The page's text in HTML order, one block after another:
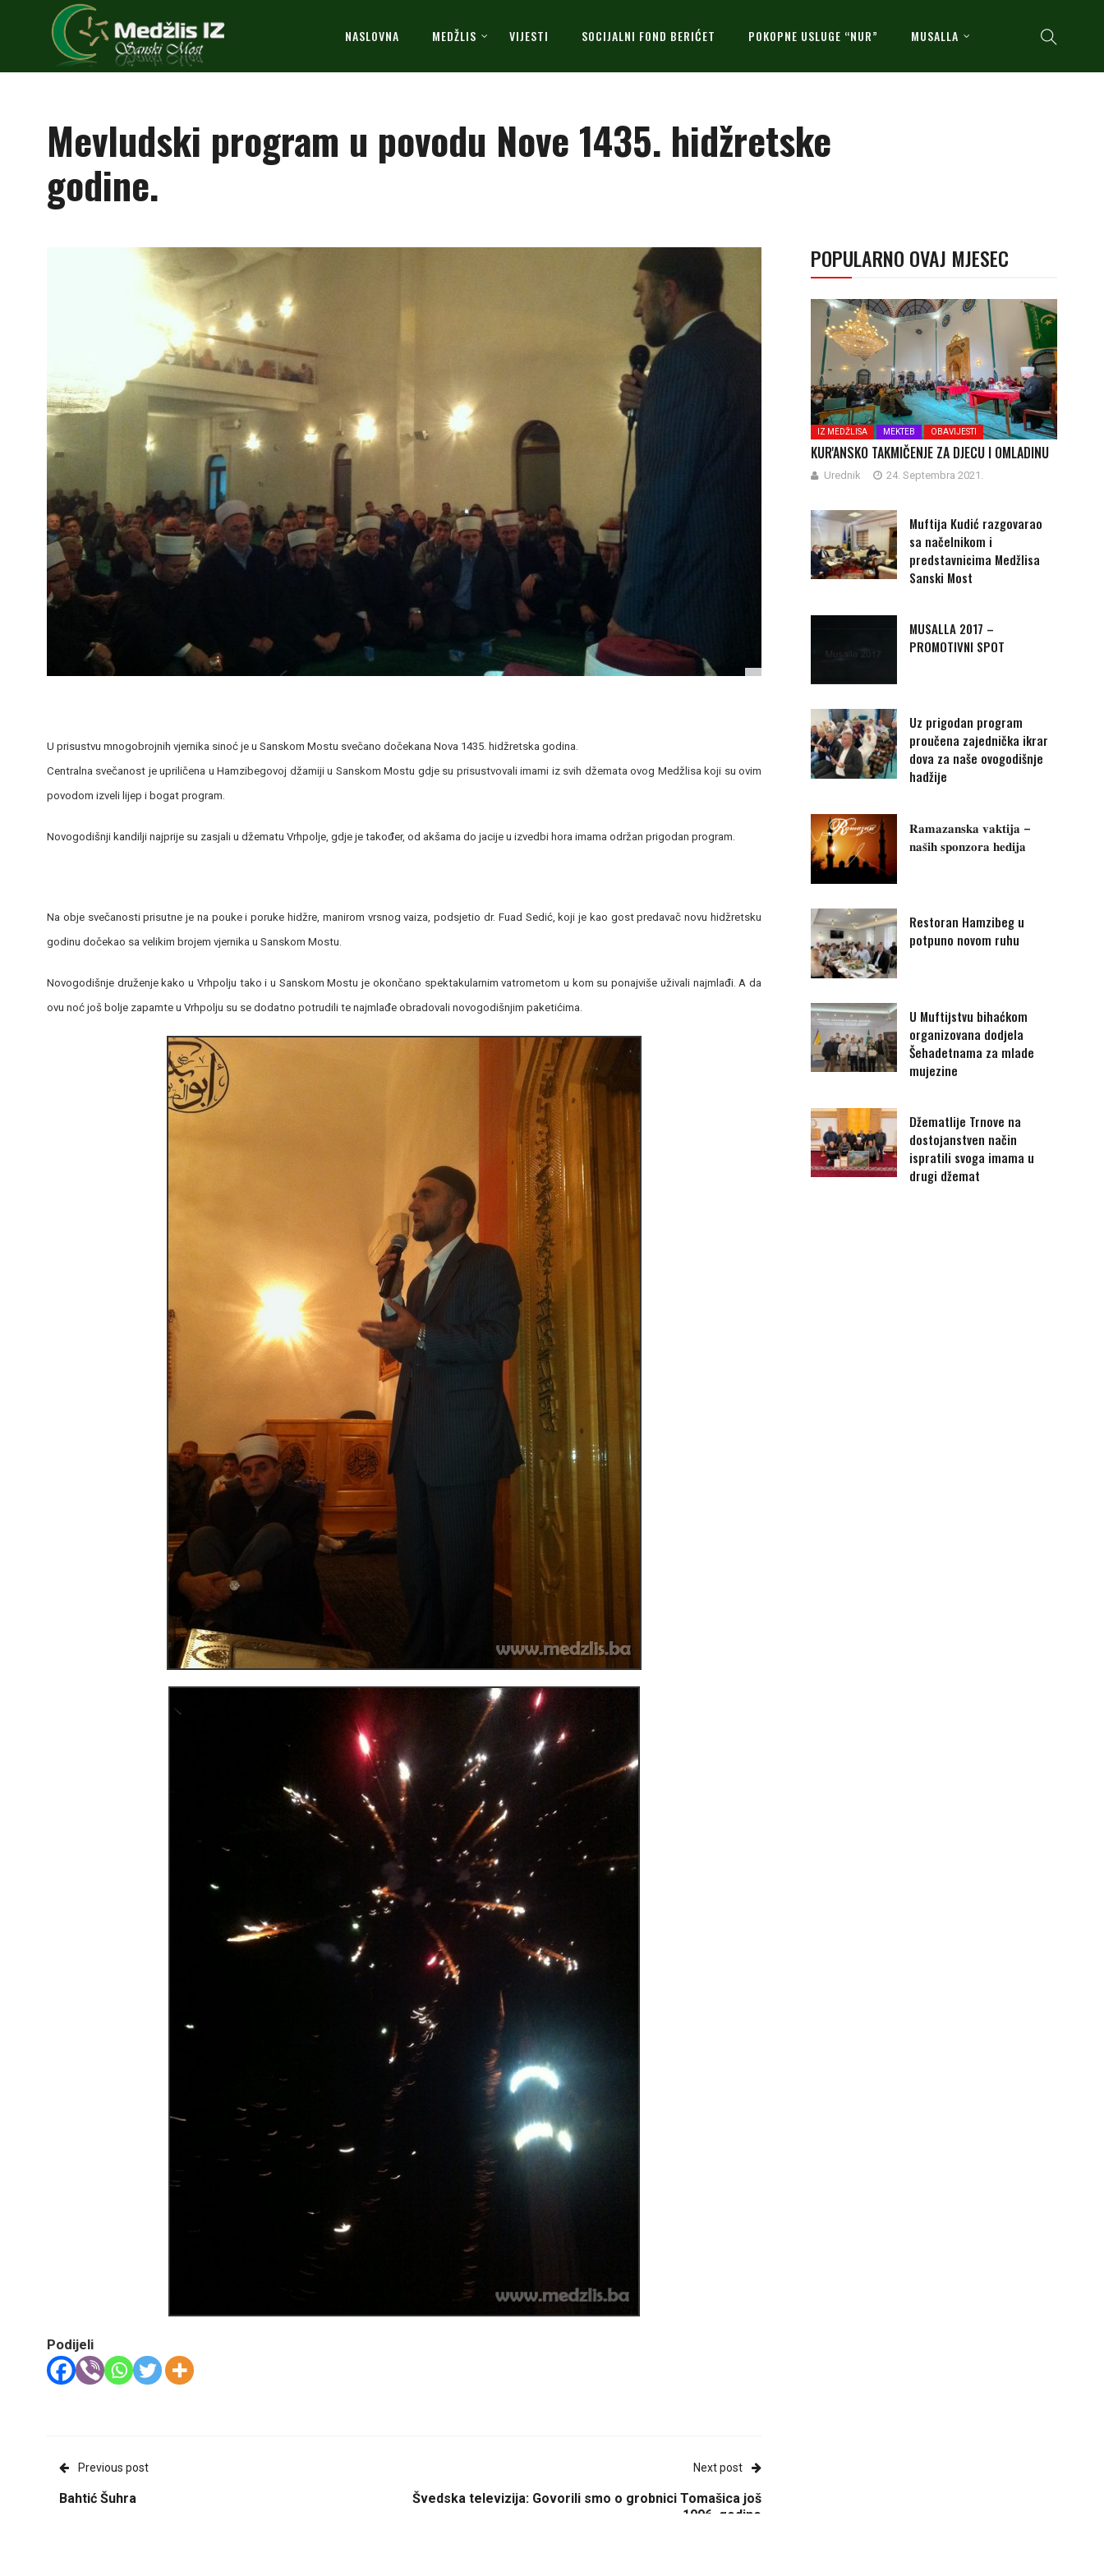
NASLOVNA MEDŽLIS VIJESTI SOCIJALNI FOND BERIĆET POKOPNE USLUGE “NUR” MUSALLA
Mevludski program u povodu Nove 1435. hidžretske
godine.
U prisustvu mnogobrojnih vjernika sinoć je u Sanskom Mostu svečano dočekana Nova 1435. hidžretska godina.
Centralna svečanost je upriličena u Hamzibegovoj džamiji u Sanskom Mostu gdje su prisustvovali imami iz svih džemata ovog Medžlisa koji su ovim
povodom izveli lijep i bogat program.
Novogodišnji kandilji najprije su zasjali u džematu Vrhpolje, gdje je također, od akšama do jacije u izvedbi hora imama održan prigodan program.
Na obje svečanosti prisutne je na pouke i poruke hidžre, manirom vrsnog vaiza, podsjetio dr. Fuad Sedić, koji je kao gost predavač novu hidžretsku
godinu dočekao sa velikim brojem vjernika u Sanskom Mostu.
Novogodišnje druženje kako u Vrhpolju tako i u Sanskom Mostu je okončano spektakularnim vatrometom u kom su ponajviše uživali najmlađi. A da
ovu noć još bolje zapamte u Vrhpolju su se dodatno potrudili te najmlađe obradovali novogodišnjim paketićima.
Podijeli
Previous post
Bahtić Šuhra
Next post
Švedska televizija: Govorili smo o grobnici Tomašica još
1996. godine
POPULARNO OVAJ MJESEC
IZ MEDŽLISA MEKTEB OBAVIJESTI
KUR'ANSKO TAKMIČENJE ZA DJECU I OMLADINU
Urednik 24. Septembra 2021.
Muftija Kudić razgovarao
sa načelnikom i
predstavnicima Medžlisa
Sanski Most
MUSALLA 2017 –
PROMOTIVNI SPOT
Uz prigodan program
proučena zajednička ikrar
dova za naše ovogodišnje
hadžije
𝐑𝐚𝐦𝐚𝐳𝐚𝐧𝐬𝐤𝐚 𝐯𝐚𝐤𝐭𝐢𝐣𝐚 –
𝐧𝐚𝐬̌𝐢𝐡 𝐬𝐩𝐨𝐧𝐳𝐨𝐫𝐚 𝐡𝐞𝐝𝐢𝐣𝐚
Restoran Hamzibeg u
potpuno novom ruhu
U Muftijstvu bihaćkom
organizovana dodjela
Šehadetnama za mlade
mujezine
Džematlije Trnove na
dostojanstven način
ispratili svoga imama u
drugi džemat